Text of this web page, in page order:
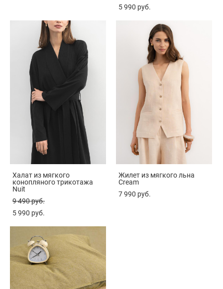
5 990 pуб.
Халат из мягкого
конопляного трикотажа
Nuit
9 490 pуб.
5 990 pуб.
Жилет из мягкого льна
Cream
7 990 pуб.